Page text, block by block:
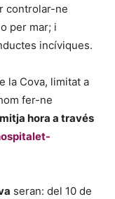
controlar-ne
per mar; i
incíviques.
la Cova, limitat a
fer-ne
hora a través
seran: del 10 de